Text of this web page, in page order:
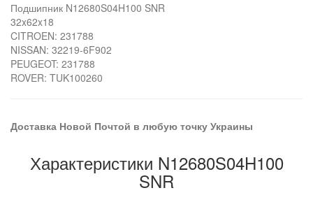
Подшипник N12680S04H100 SNR
32x62x18
CITROEN: 231788
NISSAN: 32219-6F902
PEUGEOT: 231788
ROVER: TUK100260
Доставка Новой Почтой в любую точку Украины
Характеристики N12680S04H100
SNR